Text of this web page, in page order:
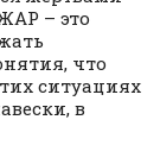
– это
что
ситуациях
в